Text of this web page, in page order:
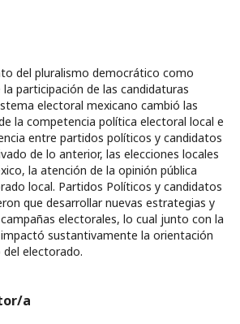
del pluralismo democrático como
participación de las candidaturas
electoral mexicano cambió las
la competencia política electoral local e
entre partidos políticos y candidatos
de lo anterior, las elecciones locales
la atención de la opinión pública
local. Partidos Políticos y candidatos
que desarrollar nuevas estrategias y
electorales, lo cual junto con la
sustantivamente la orientación
electorado.
a